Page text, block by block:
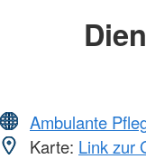
Ambulante
Karte: Link zur